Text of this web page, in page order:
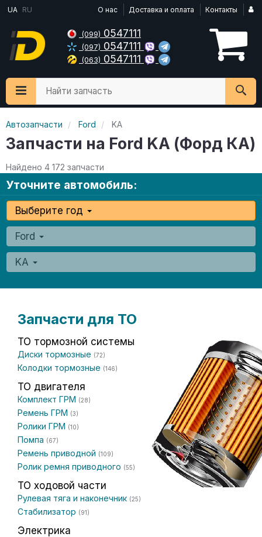
UA RU О нас Доставка и оплата Контакты
(099) 0547111
(097) 0547111
(063) 0547111
Найти запчасть
Автозапчасти Ford KA
Запчасти на Ford KA (Форд КА)
Найдено 4 172 запчасти
Уточните автомобиль:
Выберите год
Ford
KA
Запчасти для ТО
ТО тормозной системы
Диски тормозные (72)
Колодки тормозные (146)
ТО двигателя
Комплект ГРМ (28)
Ремень ГРМ (3)
Ролики ГРМ (10)
Помпа (67)
Ремень приводной (109)
Ролик ремня приводного (55)
ТО ходовой части
Рулевая тяга и наконечник (25)
Стабилизатор (91)
Электрика